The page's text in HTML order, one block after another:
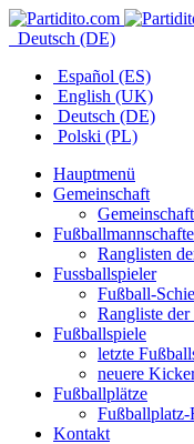
Deutsch (DE)
Español (ES)
English (UK)
Deutsch (DE)
Polski (PL)
Hauptmenü
Gemeinschaft
Ranglisten
Fussballspieler
Fußball-
Rangliste
Fußballspiele
letzte
neuere
Fußballplätze
Kontakt